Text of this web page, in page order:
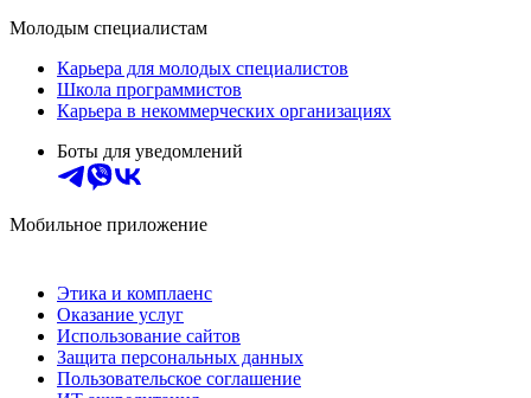
Молодым специалистам
Карьера для молодых специалистов
Школа программистов
Карьера в некоммерческих организациях
Боты для уведомлений
Мобильное приложение
Этика и комплаенс
Оказание услуг
Использование сайтов
Защита персональных данных
Пользовательское соглашение